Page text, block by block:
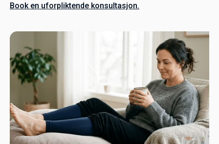
Book en uforpliktende konsultasjon.